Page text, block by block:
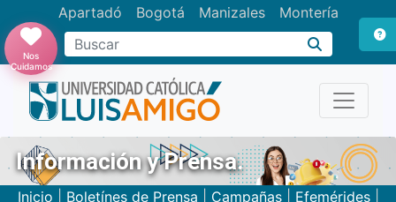
Apartadó Bogotá Manizales Montería
Buscar
Nos
Cuidamos
Información y Prensa.
Inicio Boletínes de Prensa Campañas| Efemérides|